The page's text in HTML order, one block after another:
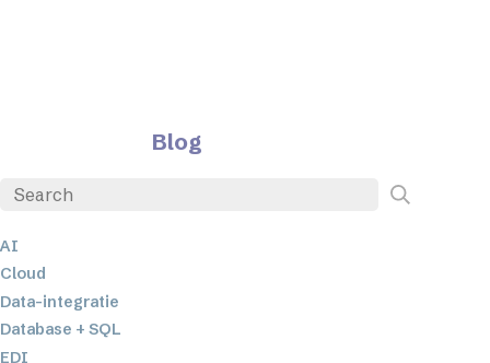
Blog
AI
Cloud
Data-integratie
Database + SQL
EDI